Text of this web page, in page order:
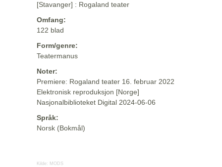
[Stavanger] : Rogaland teater
Omfang:
122 blad
Form/genre:
Teatermanus
Noter:
Premiere: Rogaland teater 16. februar 2022
Elektronisk reproduksjon [Norge]
Nasjonalbiblioteket Digital 2024-06-06
Språk:
Norsk (Bokmål)
Kilde: MODS